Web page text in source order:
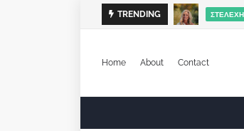
TRENDING ΣΤΕΛΈΧΗ
Home About Contact